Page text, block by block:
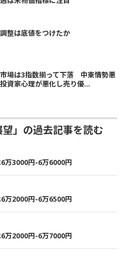
整は底値をつけたか
市場は3指数揃って下落 中東情勢悪
資家心理が悪化し売り優...
望」の過去記事を読む
万3000円-6万6000円
万2000円-6万6500円
万2000円-6万7000円